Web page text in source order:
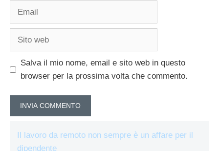
Email
Sito
Salva il mio nome, email e sito web in questo
browser per la prossima volta che commento.
Il lavoro da remoto non sempre è un affare per il
dipendente